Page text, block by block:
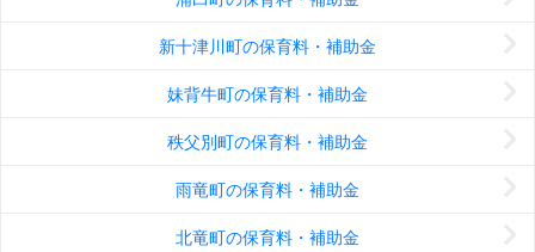
新十津川町の保育料・補助金
妹背牛町の保育料・補助金
秩父別町の保育料・補助金
雨竜町の保育料・補助金
北竜町の保育料・補助金